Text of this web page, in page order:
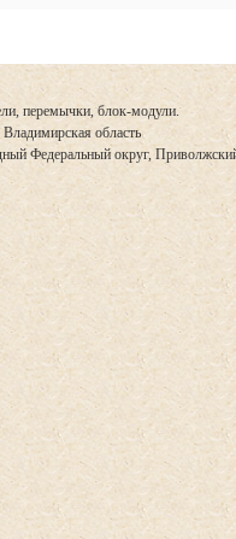
перемычки, блок-модули.
Владимирская область
Федеральный округ,